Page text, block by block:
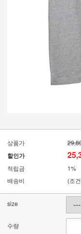
상품가
할인가
적립금
1%
배송비
(조
size
수량